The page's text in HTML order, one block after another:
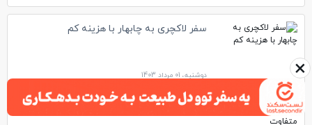
سفر لاکچری به چابهار با هزینه کم
دوشنبه، 01 مرداد 1403
اینجا بهشتی است متفاوت
×